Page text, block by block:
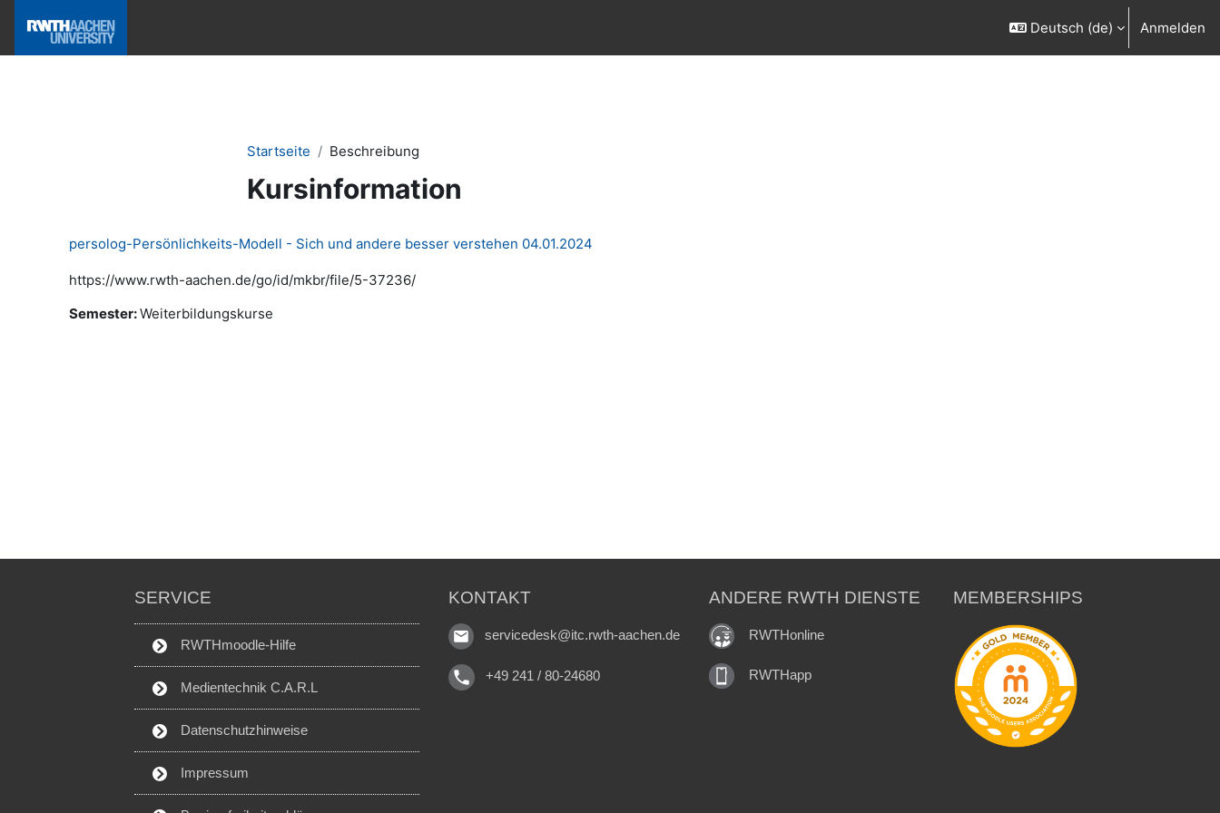
Deutsch ‎(de)‎ Anmelden
Startseite Beschreibung
Kursinformation
persolog-Persönlichkeits-Modell - Sich und andere besser verstehen 04.01.2024
https://www.rwth-aachen.de/go/id/mkbr/file/5-37236/
Semester:Weiterbildungskurse
SERVICE
RWTHmoodle-Hilfe
Medientechnik C.A.R.L
Datenschutzhinweise
Impressum
KONTAKT
servicedesk@itc.rwth-aachen.de
+49 241 / 80-24680
ANDERE RWTH DIENSTE
RWTHonline
RWTHapp
MEMBERSHIPS